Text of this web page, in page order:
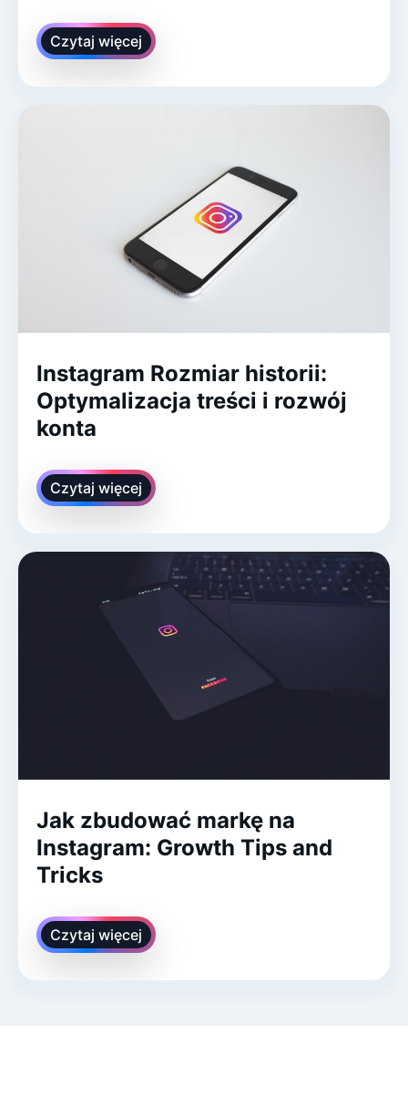
Czytaj więcej
Instagram Rozmiar historii:
Optymalizacja treści i rozwój
konta
Czytaj więcej
Jak zbudować markę na
Instagram: Growth Tips and
Tricks
Czytaj więcej